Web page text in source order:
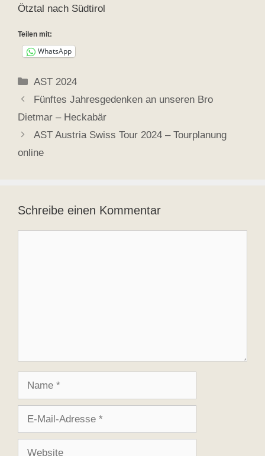
Teilen mit:
WhatsApp
Kategorien
AST 2024
Fünftes Jahresgedenken an unseren Bro
Dietmar – Heckabär
AST Austria Swiss Tour 2024 – Tourplanung
online
Schreibe einen Kommentar
Adresse